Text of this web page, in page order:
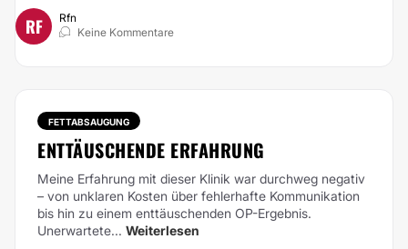
RF
Rfn
Keine Kommentare
FETTABSAUGUNG
ENTTÄUSCHENDE ERFAHRUNG
Meine Erfahrung mit dieser Klinik war durchweg negativ
– von unklaren Kosten über fehlerhafte Kommunikation
bis hin zu einem enttäuschenden OP-Ergebnis.
Unerwartete... Weiterlesen